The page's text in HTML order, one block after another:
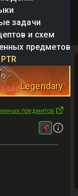
задачи
и схем
предметов
,
Legendary
предметов